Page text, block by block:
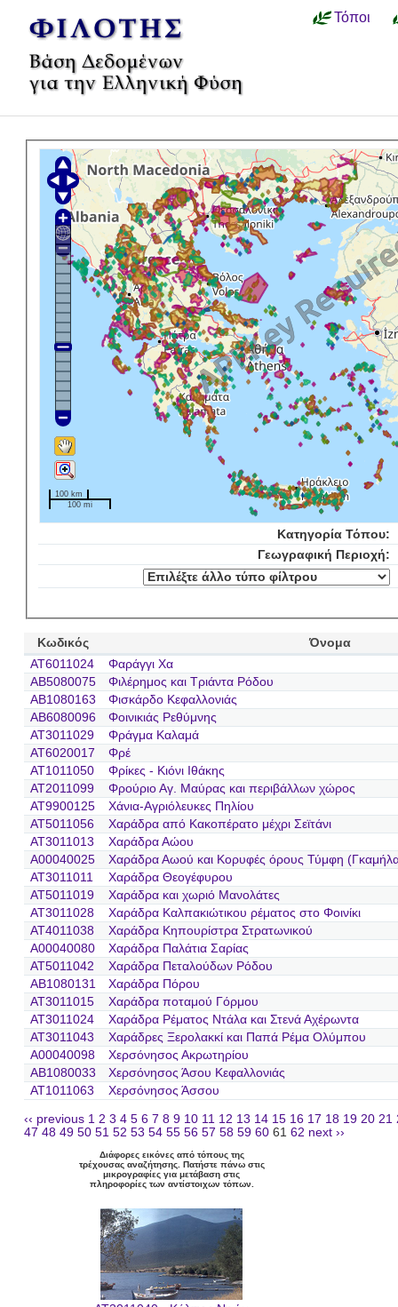
Τόποι
100 km
100 mi
Κατηγορία Τόπου:
Γεωγραφική Περιοχή:
Κωδικός
Όνομα
AT6011024
Φαράγγι Χα
AB5080075
Φιλέρημος και Τριάντα Ρόδου
AB1080163
Φισκάρδο Κεφαλλονιάς
AB6080096
Φοινικιάς Ρεθύμνης
AT3011029
Φράγμα Καλαμά
AT6020017
Φρέ
AT1011050
Φρίκες - Κιόνι Ιθάκης
AT2011099
Φρούριο Αγ. Μαύρας και περιβάλλων χώρος
AT9900125
Χάνια-Αγριόλευκες Πηλίου
AT5011056
Χαράδρα από Κακοπέρατο μέχρι Σεϊτάνι
AT3011013
Χαράδρα Αώου
A00040025
Χαράδρα Αωού και Κορυφές όρους Τύμφη
AT3011011
Χαράδρα Θεογέφυρου
AT5011019
Χαράδρα και χωριό Μανολάτες
AT3011028
Χαράδρα Καλπακιώτικου ρέματος στο Φοινίκι
AT4011038
Χαράδρα Κηπουρίστρα Στρατωνικού
A00040080
Χαράδρα Παλάτια Σαρίας
AT5011042
Χαράδρα Πεταλούδων Ρόδου
AB1080131
Χαράδρα Πόρου
AT3011015
Χαράδρα ποταμού Γόρμου
AT3011024
Χαράδρα Ρέματος Ντάλα και Στενά Αχέρωντα
AT3011043
Χαράδρες Ξερολακκί και Παπά Ρέμα Ολύμπου
A00040098
Χερσόνησος Ακρωτηρίου
AB1080033
Χερσόνησος Άσου Κεφαλλονιάς
AT1011063
Χερσόνησος Άσσου
‹‹ previous 1 2 3 4 5 6 7 8 9 10 11 12 13 14 15 16 17 18 19 20 21
47 48 49 50 51 52 53 54 55 56 57 58 59 60 61 62 next ››
Διάφορες εικόνες από τόπους της
τρέχουσας αναζήτησης. Πατήστε πάνω στις
μικρογραφίες για μετάβαση στις
πληροφορίες των αντίστοιχων τόπων.